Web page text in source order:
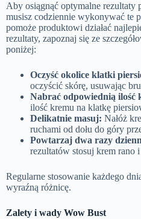
Aby osiągnąć optymalne rezultaty
musisz codziennie wykonywać te
pomoże produktowi działać
rezultaty, zapoznaj się ze
poniżej:
Oczyść okolice klatki
oczyścić skórę, usuwając
Nabrać odpowiednią ilość
ilość kremu na klatkę
Delikatnie masuj: Nałóż
ruchami od dołu do góry
Powtarzaj dwa razy
rezultatów stosuj krem ​​rano
Regularne stosowanie każdego
wyraźną różnicę.
Zalety i wady Wow Bust